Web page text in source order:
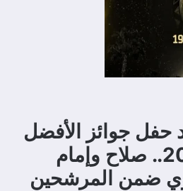
جوائز الأفضل
في أفريقيا 2025.. صلاح وإمام
ضمن المرشحين